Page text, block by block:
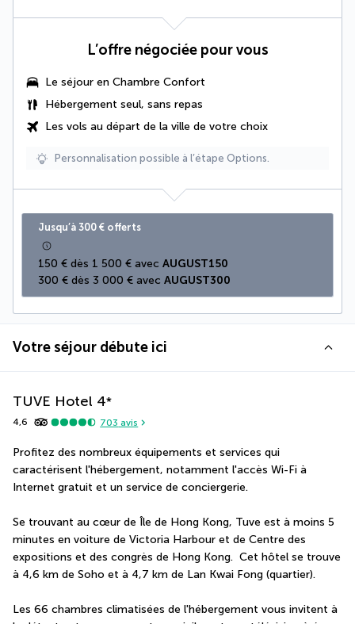
L’offre négociée pour vous
Le séjour en Chambre Confort
Hébergement seul, sans repas
Les vols au départ de la ville de votre choix
Personnalisation possible à l’étape Options.
Jusqu’à 300 € offerts
150 € dès 1 500 € avec AUGUST150
300 € dès 3 000 € avec AUGUST300
Votre séjour débute ici
TUVE Hotel 4*
4,6 703 avis
Profitez des nombreux équipements et services qui
caractérisent l'hébergement, notamment l'accès Wi-Fi à
Internet gratuit et un service de conciergerie.
Se trouvant au cœur de Île de Hong Kong, Tuve est à moins 5
minutes en voiture de Victoria Harbour et de Centre des
expositions et des congrès de Hong Kong.  Cet hôtel se trouve
à 4,6 km de Soho et à 4,7 km de Lan Kwai Fong (quartier).
Les 66 chambres climatisées de l'hébergement vous invitent à